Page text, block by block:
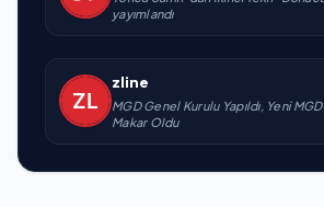
yayımlandı
zline
MGD Genel Kurulu Yapıldı, Yeni
Makar Oldu